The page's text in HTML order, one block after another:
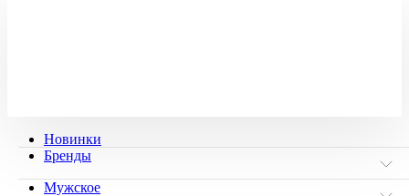
Новинки
Бренды
Мужское